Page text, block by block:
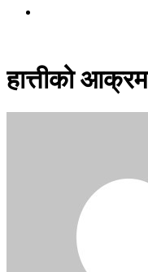
हात्तीको